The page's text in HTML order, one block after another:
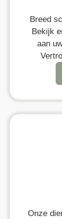
Breed
Bekijk
aan
Onze